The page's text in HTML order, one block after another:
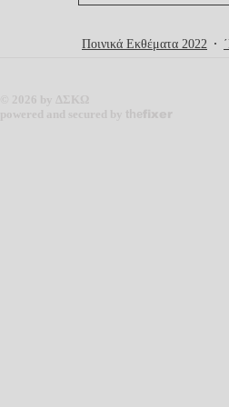
Ποινικά Εκθέματα 2022
© 2026 by ΔΣΚΩ
powered and secured by thefixer